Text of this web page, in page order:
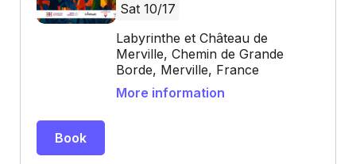
Sat 10/17
Labyrinthe et Château de
Merville, Chemin de Grande
Borde, Merville, France
More information
Book